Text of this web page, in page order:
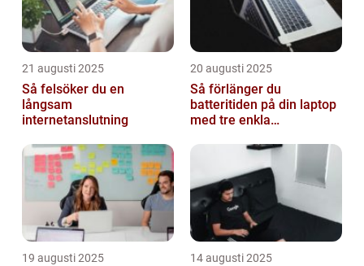
21 augusti 2025
Så felsöker du en
långsam
internetanslutning
20 augusti 2025
Så förlänger du
batteritiden på din laptop
med tre enkla
19 augusti 2025 14 augusti 2025